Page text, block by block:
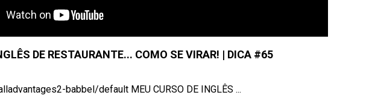
DE RESTAURANTE... COMO SE VIRAR! | DICA #65
babbel/default MEU CURSO DE INGLÊS ...